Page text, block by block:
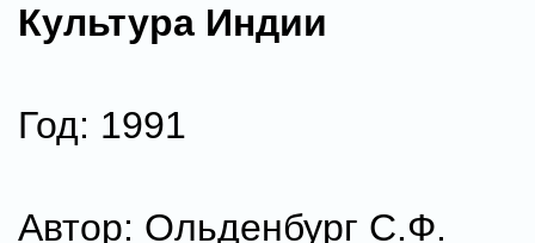
Культура Индии
Год: 1991
Автор: Ольденбург С.Ф.